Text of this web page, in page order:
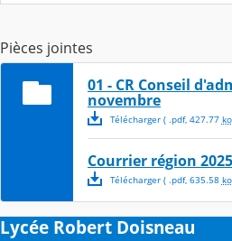
Pièces jointes
01 - CR Conseil
novembre
Télécharger( .pdf, 427.77 ko
Courrier région
Télécharger( .pdf, 635.58 ko
Lycée Robert Doisneau